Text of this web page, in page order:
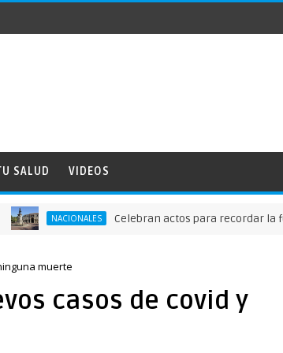
SALUD VIDEOS
NACIONALES Celebran actos para recordar la fundación
muerte
casos de covid y